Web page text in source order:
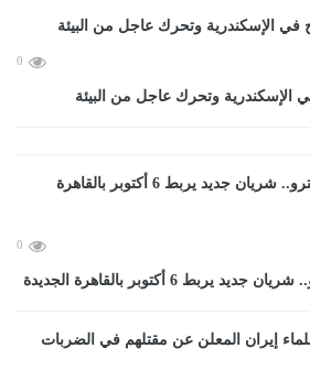
0
الإسكندرية وتحرك عاجل من البيئة
0
6 أكتوبر بالقاهرة الجديدة